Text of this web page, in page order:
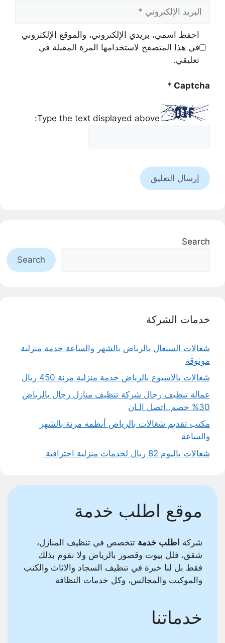
البريد
الإلكتروني
احفظ اسمي، بريدي الإلكتروني، والموقع الإلكتروني
في هذا المتصفح لاستخدامها المرة المقبلة في
تعليقي.
Captcha
*
Type the text displayed above:
Search
Search
خدمات الشركة
شغالات السنغال بالرياض بالشهر والساعة خدمة منزلية
موثوقة
شغالات بالاسبوع بالرياض خدمة منزلية مرنة 450 ريال
عمالة تنظيف رجال شركة تنظيف منازل رجال بالرياض
30% خصم..اتصل الـان
مكتب تقديم شغالات بالرياض أنظمة مرنة بالشهر
والساعة
شغالات باليوم 82 ريال لخدمات منزلية احترافية
موقع اطلب خدمة
شركة اطلب خدمة تتخصص في تنظيف المنازل،
شقق، فلل بيوت وقصور بالرياض ولا نقوم بذلك
فقط بل لنا خبرة في تنظيف السجاد والاثاث والكنب
والموكيت والمجالس، وكل خدمات النظافة
خدماتنا